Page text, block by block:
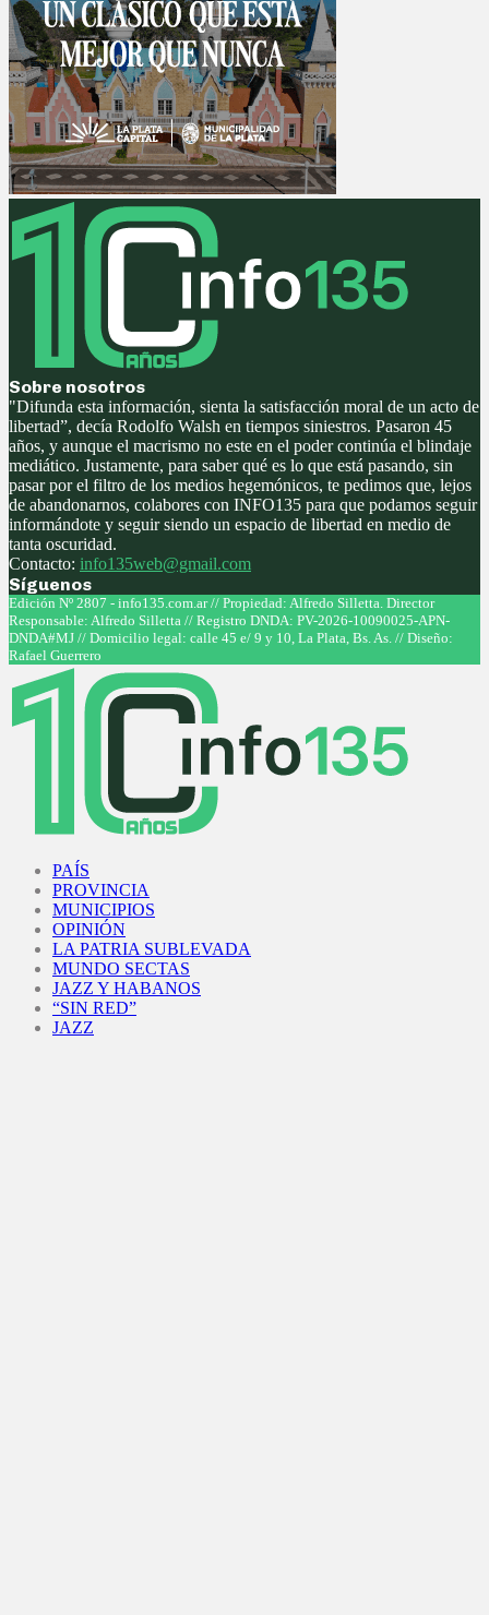
Sobre nosotros
"Difunda esta información, sienta la satisfacción moral de un acto de
libertad”, decía Rodolfo Walsh en tiempos siniestros. Pasaron 45
años, y aunque el macrismo no este en el poder continúa el blindaje
mediático. Justamente, para saber qué es lo que está pasando, sin
pasar por el filtro de los medios hegemónicos, te pedimos que, lejos
de abandonarnos, colabores con INFO135 para que podamos seguir
informándote y seguir siendo un espacio de libertad en medio de
tanta oscuridad.
Contacto: info135web@gmail.com
Síguenos
Facebook
Twitter
Instagram
Youtube
Edición Nº 2807 - info135.com.ar // Propiedad: Alfredo Silletta. Director
Responsable: Alfredo Silletta // Registro DNDA: PV-2026-10090025-APN-
DNDA#MJ // Domicilio legal: calle 45 e/ 9 y 10, La Plata, Bs. As. // Diseño:
Rafael Guerrero
PAÍS
PROVINCIA
MUNICIPIOS
OPINIÓN
LA PATRIA SUBLEVADA
MUNDO SECTAS
JAZZ Y HABANOS
“SIN RED”
JAZZ